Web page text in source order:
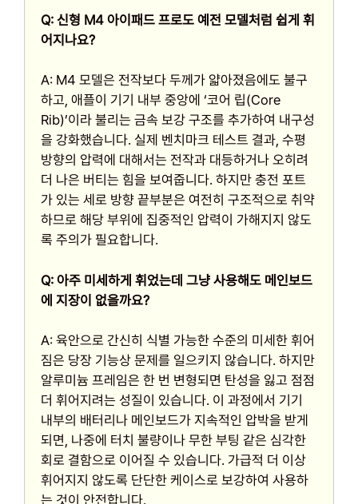
Q: 신형 M4 아이패드 프로도 예전 모델처럼 쉽게 휘
어지나요?
A: M4 모델은 전작보다 두께가 얇아졌음에도 불구
하고, 애플이 기기 내부 중앙에 ‘코어 립(Core
Rib)’이라 불리는 금속 보강 구조를 추가하여 내구성
을 강화했습니다. 실제 벤치마크 테스트 결과, 수평
방향의 압력에 대해서는 전작과 대등하거나 오히려
더 나은 버티는 힘을 보여줍니다. 하지만 충전 포트
가 있는 세로 방향 끝부분은 여전히 구조적으로 취약
하므로 해당 부위에 집중적인 압력이 가해지지 않도
록 주의가 필요합니다.
Q: 아주 미세하게 휘었는데 그냥 사용해도 메인보드
에 지장이 없을까요?
A: 육안으로 간신히 식별 가능한 수준의 미세한 휘어
짐은 당장 기능상 문제를 일으키지 않습니다. 하지만
알루미늄 프레임은 한 번 변형되면 탄성을 잃고 점점
더 휘어지려는 성질이 있습니다. 이 과정에서 기기
내부의 배터리나 메인보드가 지속적인 압박을 받게
되면, 나중에 터치 불량이나 무한 부팅 같은 심각한
회로 결함으로 이어질 수 있습니다. 가급적 더 이상
휘어지지 않도록 단단한 케이스로 보강하여 사용하
는 것이 안전합니다.